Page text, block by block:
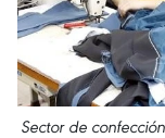
Sector de